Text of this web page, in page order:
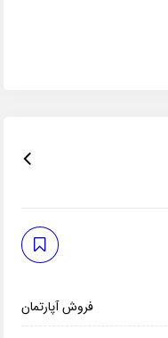
فروش آپارتمان